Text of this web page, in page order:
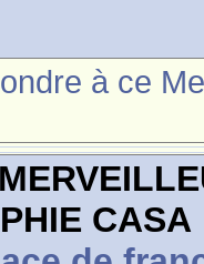
à ce
CASA